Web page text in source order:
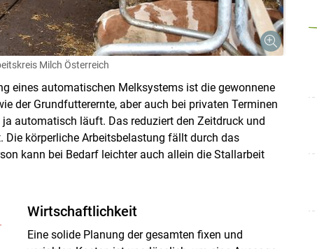
Milch Österreich
eines automatischen Melksystems ist die gewonnene
der Grundfutterernte, aber auch bei privaten Terminen
automatisch läuft. Das reduziert den Zeitdruck und
körperliche Arbeitsbelastung fällt durch das
kann bei Bedarf leichter auch allein die Stallarbeit
Wirtschaftlichkeit
Eine solide Planung der gesamten fixen und